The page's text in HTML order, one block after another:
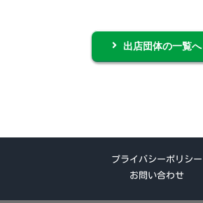
出店団体の一覧へ
プライバシーポリシー
お問い合わせ